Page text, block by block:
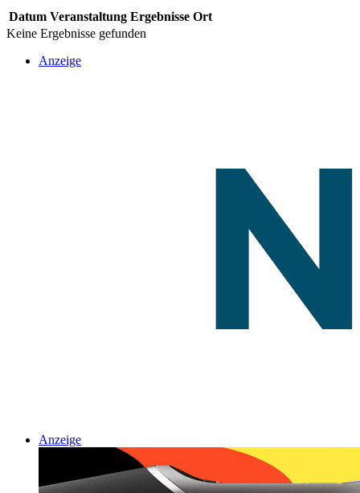
Datum Veranstaltung Ergebnisse Ort
Keine Ergebnisse gefunden
Anzeige
Anzeige